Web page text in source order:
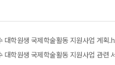
학원생 국제학술활동 지원사업 계획
학원생 국제학술활동 지원사업 관련